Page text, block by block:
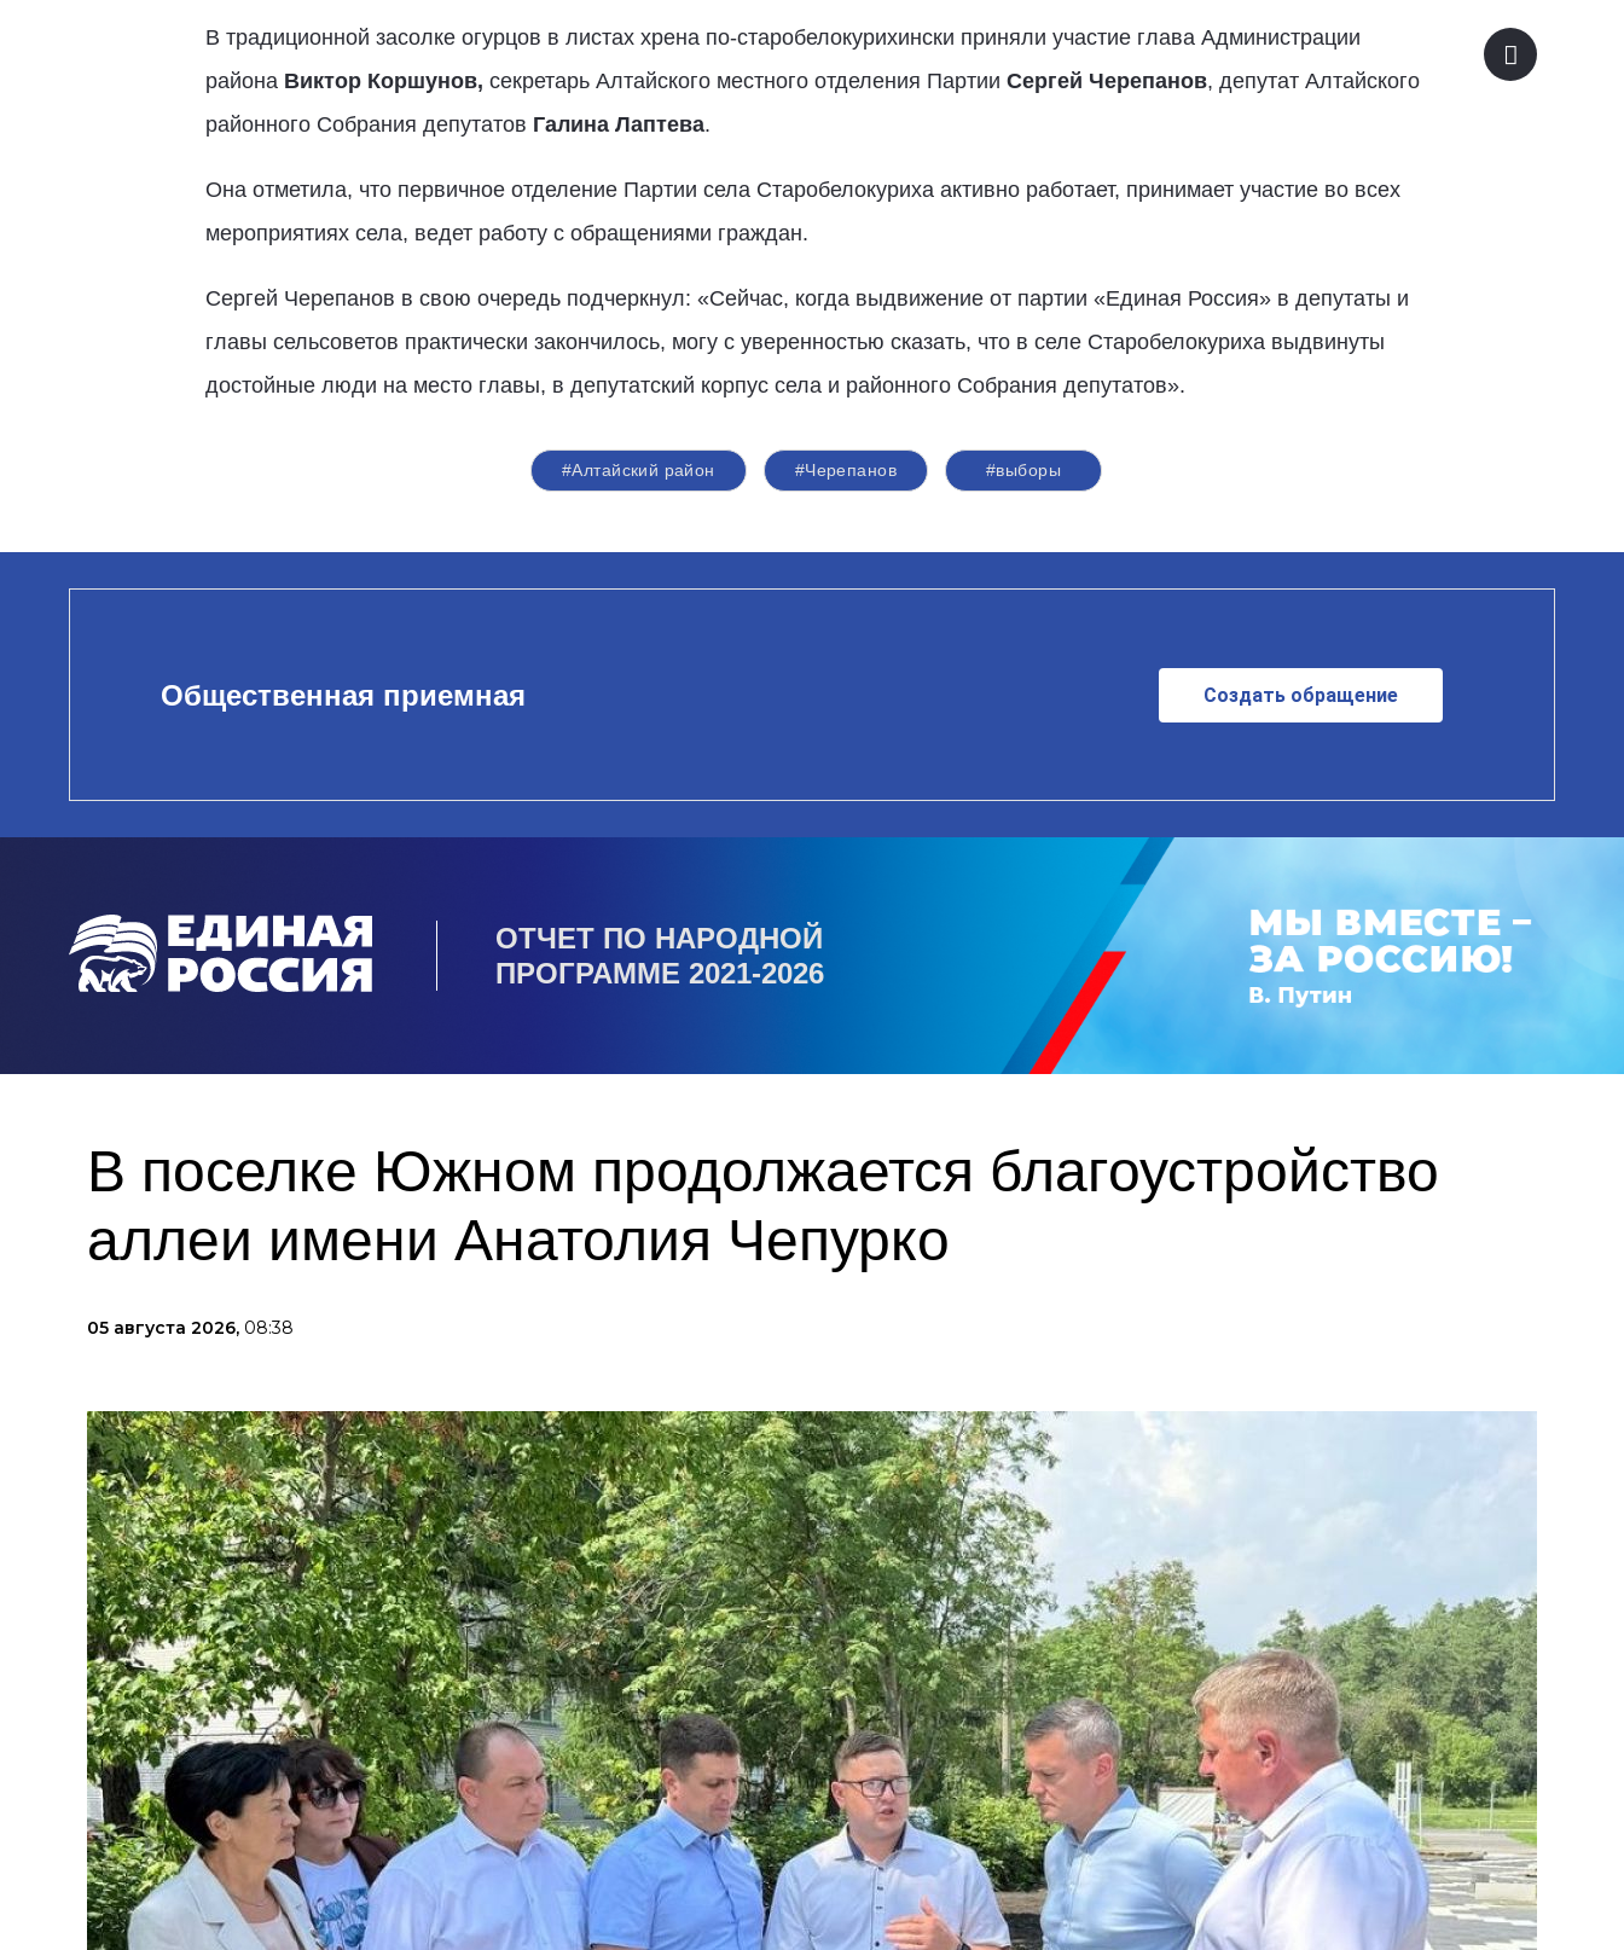
В традиционной засолке огурцов в листах хрена по-старобелокурихински приняли участие глава Администрации
района Виктор Коршунов, секретарь Алтайского местного отделения Партии Сергей Черепанов, депутат Алтайского
районного Собрания депутатов Галина Лаптева.
Она отметила, что первичное отделение Партии села Старобелокуриха активно работает, принимает участие во всех
мероприятиях села, ведет работу с обращениями граждан.
Сергей Черепанов в свою очередь подчеркнул: «Сейчас, когда выдвижение от партии «Единая Россия» в депутаты и
главы сельсоветов практически закончилось, могу с уверенностью сказать, что в селе Старобелокуриха выдвинуты
достойные люди на место главы, в депутатский корпус села и районного Собрания депутатов».
#Алтайский район #Черепанов #выборы
Общественная приемная Создать обращение
ОТЧЕТ ПО НАРОДНОЙ
ПРОГРАММЕ 2021-2026
В поселке Южном продолжается благоустройство
аллеи имени Анатолия Чепурко
05 августа 2026, 08:38